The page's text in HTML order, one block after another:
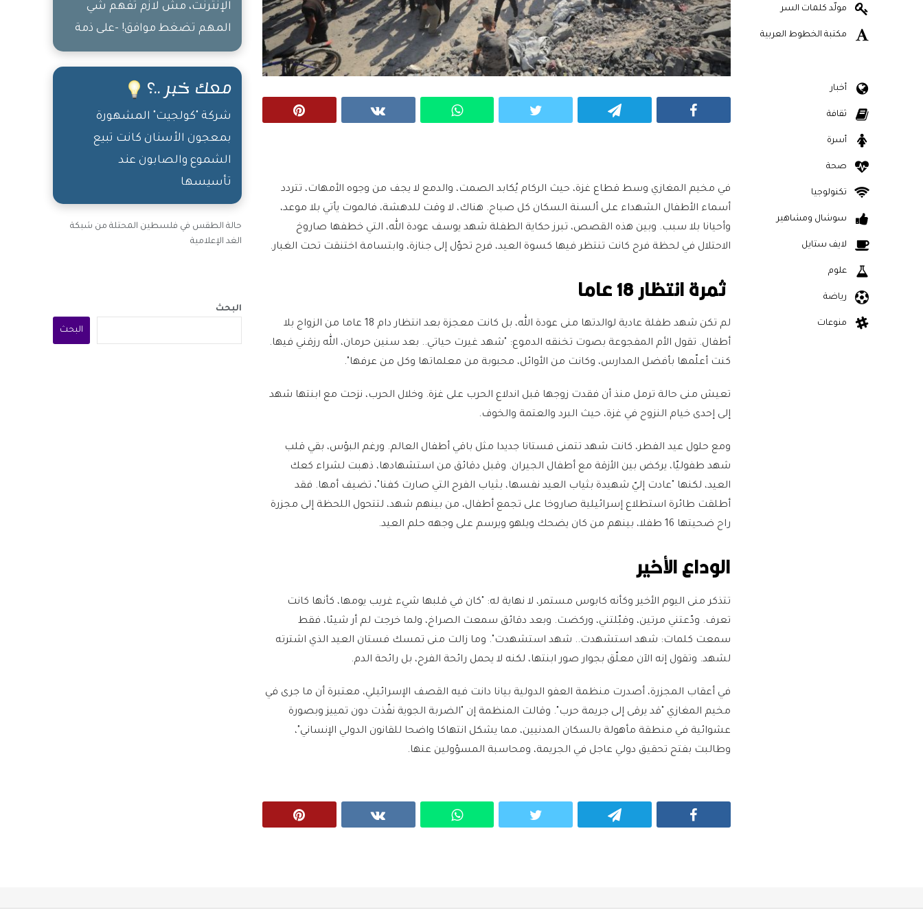
في مخيم المغازي وسط قطاع غزة، حيث الركام يُكابد الصمت، والدمع لا يجف من وجوه الأمهات، تتردد
أسماء الأطفال الشهداء على ألسنة السكان كل صباح. هناك، لا وقت للدهشة، فالموت يأتي بلا موعد،
وأحيانا بلا سبب. وبين هذه القصص، تبرز حكاية الطفلة شهد يوسف عودة الله، التي خطفها صاروخ
الاحتلال في لحظة فرح كانت تنتظر فيها كسوة العيد، فرح تحوّل إلى جنازة، وابتسامة اختنقت تحت الغبار.
ثمرة انتظار 18 عاما
لم تكن شهد طفلة عادية لوالدتها منى عودة الله، بل كانت معجزة بعد انتظار دام 18 عاما من الزواج بلا
أطفال. تقول الأم المفجوعة بصوت تخنقه الدموع: "شهد غيرت حياتي.. بعد سنين حرمان، الله رزقني فيها.
كنت أعلّمها بأفضل المدارس، وكانت من الأوائل، محبوبة من معلماتها وكل من عرفها".
تعيش منى حالة ترمل منذ أن فقدت زوجها قبل اندلاع الحرب على غزة. وخلال الحرب، نزحت مع ابنتها شهد
إلى إحدى خيام النزوح في غزة، حيث البرد والعتمة والخوف.
ومع حلول عيد الفطر، كانت شهد تتمنى فستانا جديدا مثل باقي أطفال العالم. ورغم البؤس، بقي قلب
شهد طفوليّا، يركض بين الأزقة مع أطفال الجيران. وقبل دقائق من استشهادها، ذهبت لشراء كعك
العيد، لكنها "عادت إليّ شهيدة بثياب العيد نفسها، بثياب الفرح التي صارت كفنا"، تضيف أمها. فقد
أطلقت طائرة استطلاع إسرائيلية صاروخا على تجمع أطفال، من بينهم شهد، لتتحول اللحظة إلى مجزرة
راح ضحيتها 16 طفلا، بينهم من كان يضحك ويلهو ويرسم على وجهه حلم العيد.
الوداع الأخير
تتذكر منى اليوم الأخير وكأنه كابوس مستمر، لا نهاية له: "كان في قلبها شيء غريب يومها، كأنها كانت
تعرف. ودّعتني مرتين، وقبّلتني، وركضت. وبعد دقائق سمعت الصراخ، ولما خرجت لم أر شيئا، فقط
سمعت كلمات: شهد استشهدت.. شهد استشهدت". وما زالت منى تمسك فستان العيد الذي اشترته
لشهد. وتقول إنه الآن معلّق بجوار صور ابنتها، لكنه لا يحمل رائحة الفرح، بل رائحة الدم.
في أعقاب المجزرة، أصدرت منظمة العفو الدولية بيانا دانت فيه القصف الإسرائيلي، معتبرة أن ما جرى في
مخيم المغازي "قد يرقى إلى جريمة حرب". وقالت المنظمة إن "الضربة الجوية نفّذت دون تمييز وبصورة
عشوائية في منطقة مأهولة بالسكان المدنيين، مما يشكل انتهاكا واضحا للقانون الدولي الإنساني"،
وطالبت بفتح تحقيق دولي عاجل في الجريمة، ومحاسبة المسؤولين عنها.
الإنترنت، مش لازم تفهم شي
المهم تضغط موافق! -على ذمة
الراوي
معك خبر ..؟
شركة "كولجيت" المشهورة
بمعجون الأسنان كانت تبيع
الشموع والصابون عند
تأسيسها
حالة الطقس في فلسطين المحتلة من شبكة
الغد الإعلامية
البحث
البحث
مولّد كلمات السر
مكتبة الخطوط العربية
أخبار
ثقافة
أسرة
صحة
تكنولوجيا
سوشال ومشاهير
لايف ستايل
علوم
رياضة
منوعات